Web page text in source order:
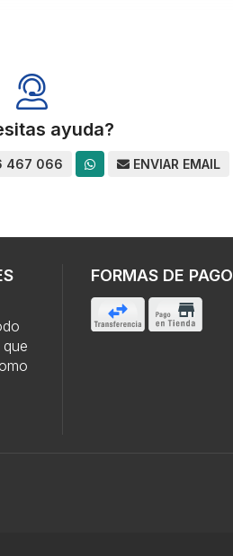
ayuda?
467 066 ENVIAR EMAIL
FORMAS DE PAGO